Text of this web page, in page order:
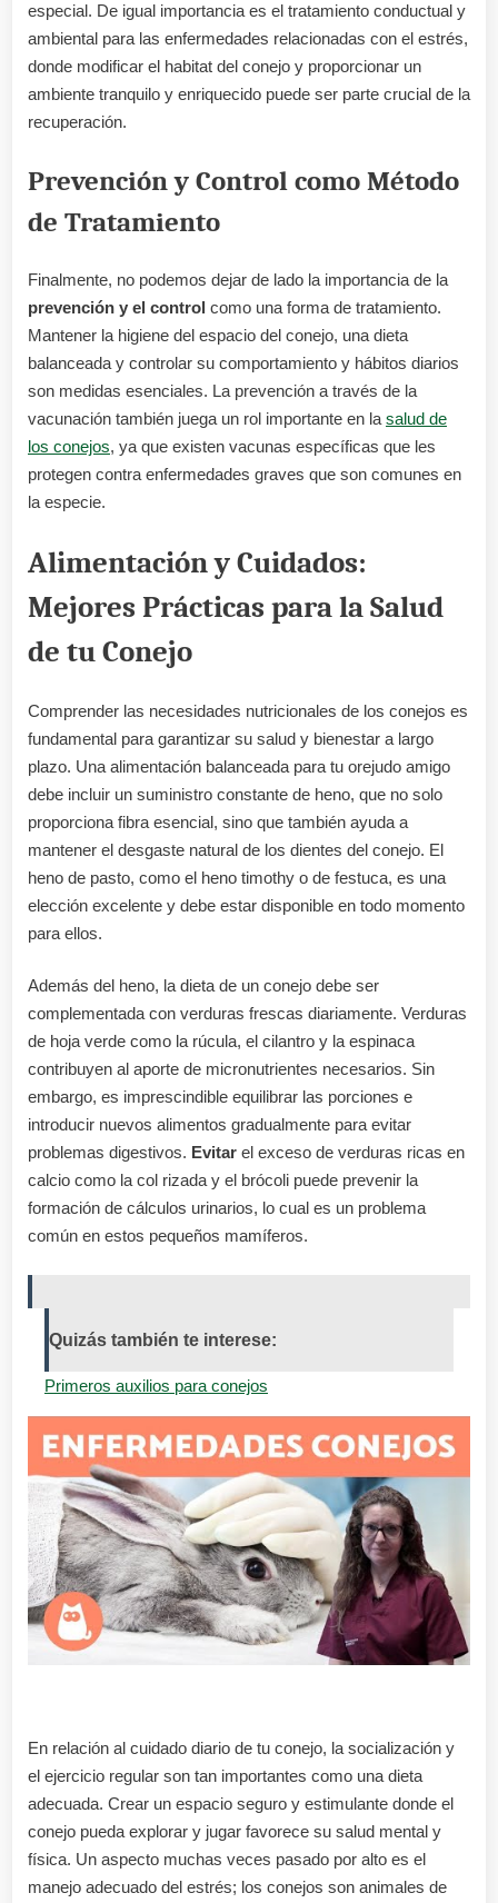
especial. De igual importancia es el tratamiento conductual y
ambiental para las enfermedades relacionadas con el estrés,
donde modificar el habitat del conejo y proporcionar un
ambiente tranquilo y enriquecido puede ser parte crucial de la
recuperación.
Prevención y Control como Método
de Tratamiento
Finalmente, no podemos dejar de lado la importancia de la
prevención y el control como una forma de tratamiento.
Mantener la higiene del espacio del conejo, una dieta
balanceada y controlar su comportamiento y hábitos diarios
son medidas esenciales. La prevención a través de la
vacunación también juega un rol importante en la salud de
los conejos, ya que existen vacunas específicas que les
protegen contra enfermedades graves que son comunes en
la especie.
Alimentación y Cuidados:
Mejores Prácticas para la Salud
de tu Conejo
Comprender las necesidades nutricionales de los conejos es
fundamental para garantizar su salud y bienestar a largo
plazo. Una alimentación balanceada para tu orejudo amigo
debe incluir un suministro constante de heno, que no solo
proporciona fibra esencial, sino que también ayuda a
mantener el desgaste natural de los dientes del conejo. El
heno de pasto, como el heno timothy o de festuca, es una
elección excelente y debe estar disponible en todo momento
para ellos.
Además del heno, la dieta de un conejo debe ser
complementada con verduras frescas diariamente. Verduras
de hoja verde como la rúcula, el cilantro y la espinaca
contribuyen al aporte de micronutrientes necesarios. Sin
embargo, es imprescindible equilibrar las porciones e
introducir nuevos alimentos gradualmente para evitar
problemas digestivos. Evitar el exceso de verduras ricas en
calcio como la col rizada y el brócoli puede prevenir la
formación de cálculos urinarios, lo cual es un problema
común en estos pequeños mamíferos.
Quizás también te interese:
Primeros auxilios para conejos
En relación al cuidado diario de tu conejo, la socialización y
el ejercicio regular son tan importantes como una dieta
adecuada. Crear un espacio seguro y estimulante donde el
conejo pueda explorar y jugar favorece su salud mental y
física. Un aspecto muchas veces pasado por alto es el
manejo adecuado del estrés; los conejos son animales de